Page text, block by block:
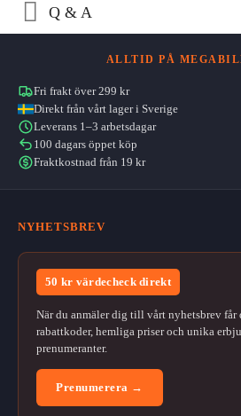
Q & A
ALLTID PÅ
Fri frakt över 299 kr
Direkt från vårt lager i Sverige
Leverans 1–3 arbetsdagar
100 dagars öppet köp
Fraktkostnad från 19 kr
NYHETSBREV
50 kr värdecheck direkt
När du anmäler dig till vårt nyhetsbrev får
rabattkoder, hemliga priser och unika
prenumeranter.
Prenumerera →